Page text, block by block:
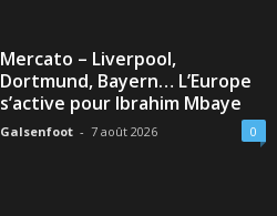
Mercato – Liverpool,
Dortmund, Bayern… L’Europe
s’active pour Ibrahim Mbaye
Galsenfoot - 7 août 2026 0